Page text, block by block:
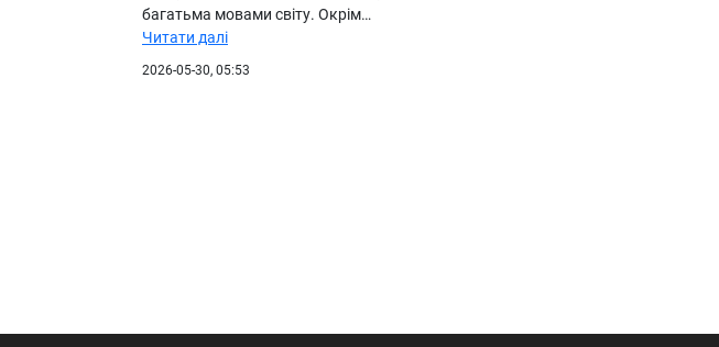
багатьма мовами світу. Окрім…
Читати далі
2026-05-30, 05:53